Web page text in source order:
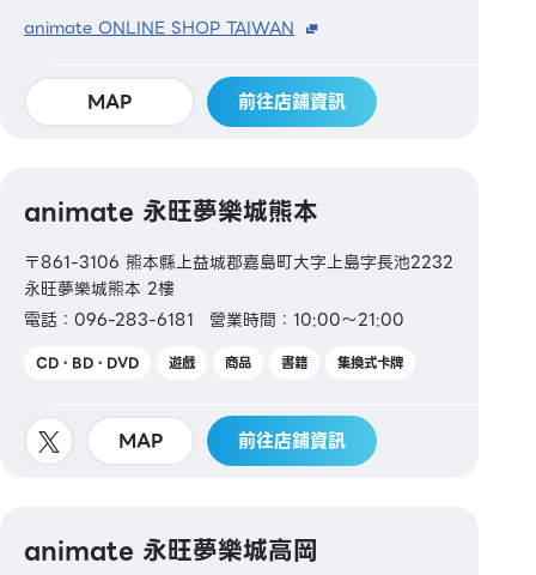
animate ONLINE SHOP TAIWAN
MAP 前往店鋪資訊
animate 永旺夢樂城熊本
〒861-3106 熊本縣上益城郡嘉島町大字上島字長池2232
永旺夢樂城熊本 2樓
電話：096-283-6181
營業時間：10:00～21:00
CD・BD・DVD 遊戲 商品 書籍 集換式卡牌
MAP 前往店鋪資訊
animate 永旺夢樂城高岡